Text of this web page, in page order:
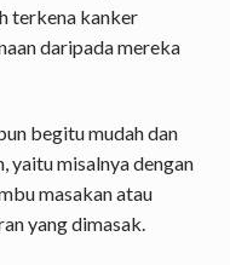
terkena kanker
daripada mereka
begitu mudah dan
yaitu misalnya dengan
masakan atau
yang dimasak.